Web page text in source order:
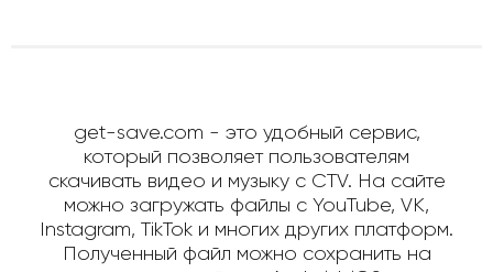
get-save.com - это удобный сервис,
который позволяет пользователям
скачивать видео и музыку с CTV. На сайте
можно загружать файлы с YouTube, VK,
Instagram, TikTok и многих других платформ.
Полученный файл можно сохранить на